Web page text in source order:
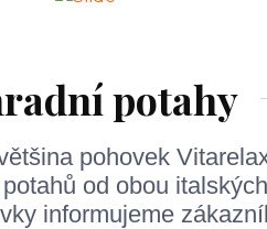
potahy
pohovek
od obou
informujeme